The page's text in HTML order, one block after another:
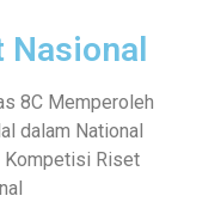
Nasional
8C Memperoleh
dalam National
Kompetisi Riset